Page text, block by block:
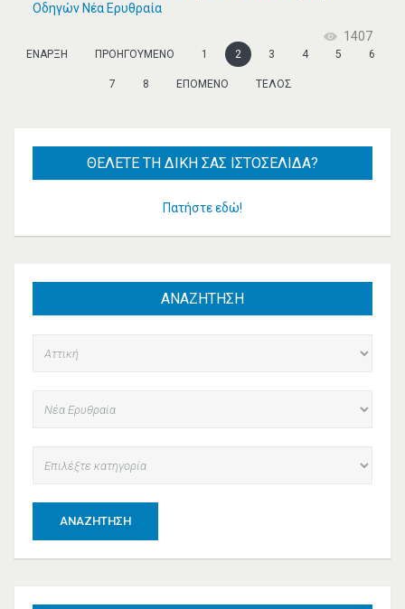
Οδηγών Νέα Ερυθραία
1407
ΈΝΑΡΞΗ ΠΡΟΗΓΟΎΜΕΝΟ 1 2 3 4 5 6
7 8 ΕΠΌΜΕΝΟ ΤΈΛΟΣ
ΘΈΛΕΤΕ ΤΗ ΔΙΚΉ ΣΑΣ ΙΣΤΟΣΕΛΊΔΑ?
Πατήστε εδώ!
ΑΝΑΖΗΤΗΣΗ
ΑΝΑΖΉΤΗΣΗ